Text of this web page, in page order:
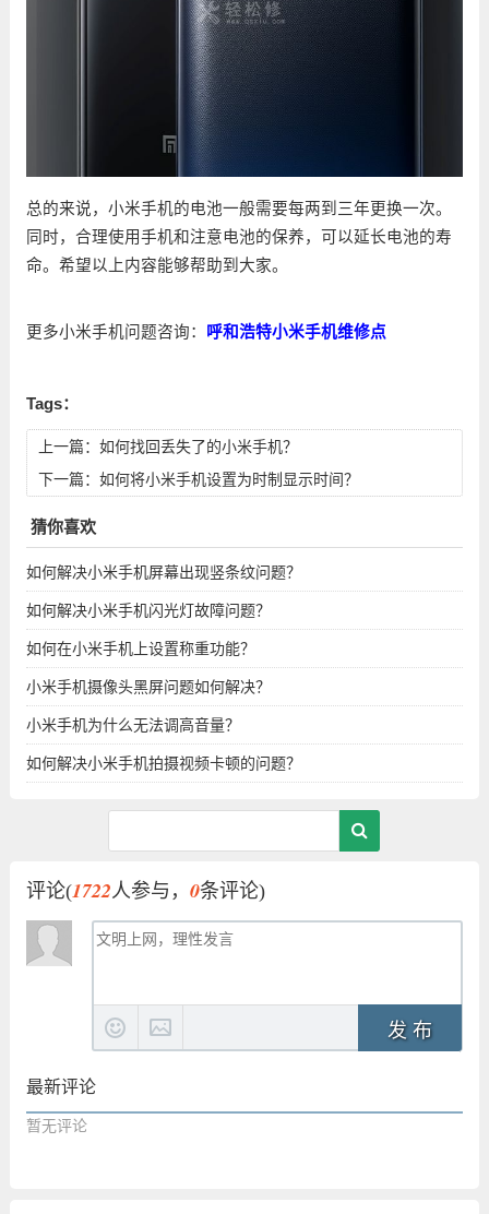
总的来说，小米手机的电池一般需要每两到三年更换一次。
同时，合理使用手机和注意电池的保养，可以延长电池的寿
命。希望以上内容能够帮助到大家。
更多小米手机问题咨询： 呼和浩特小米手机维修点
Tags：
上一篇： 如何找回丢失了的小米手机？
下一篇： 如何将小米手机设置为时制显示时间？
猜你喜欢
如何解决小米手机屏幕出现竖条纹问题？
如何解决小米手机闪光灯故障问题？
如何在小米手机上设置称重功能？
小米手机摄像头黑屏问题如何解决？
小米手机为什么无法调高音量？
如何解决小米手机拍摄视频卡顿的问题？
评论(1722人参与， 0条评论)
发 布
最新评论
暂无评论